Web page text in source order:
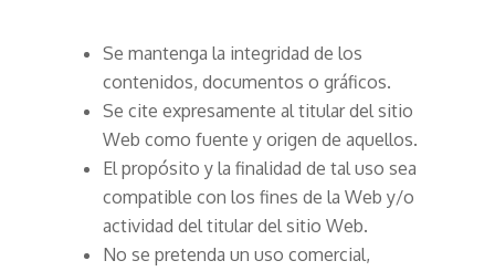
Se mantenga la integridad de los
contenidos, documentos o gráficos.
Se cite expresamente al titular del sitio
Web como fuente y origen de aquellos.
El propósito y la finalidad de tal uso sea
compatible con los fines de la Web y/o
actividad del titular del sitio Web.
No se pretenda un uso comercial,